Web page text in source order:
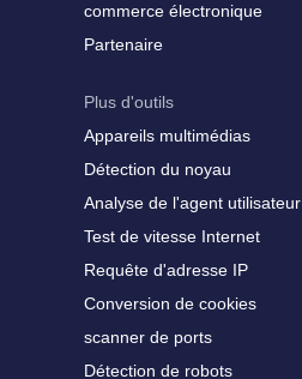
commerce électronique
Partenaire
Plus d'outils
Appareils multimédias
Détection du noyau
Analyse de l'agent utilisateur
Test de vitesse Internet
Requête d'adresse IP
Conversion de cookies
scanner de ports
Détection de robots